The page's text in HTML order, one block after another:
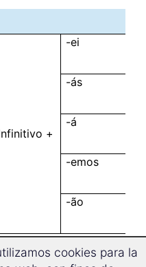
+
-ei
-ás
-á
-emos
-ão
cookies para la